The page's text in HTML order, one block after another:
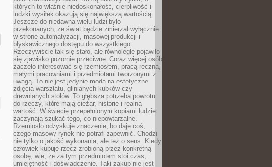
których to właśnie niedoskonałość, cierpliwość i
ludzki wysiłek okazują się największą wartością.
Jeszcze do niedawna wielu ludzi było
przekonanych, że świat będzie zmierzał wyłącznie
w stronę automatyzacji, masowej produkcji i
błyskawicznego dostępu do wszystkiego.
Rzeczywiście tak się stało, ale równolegle pojawiło
się zjawisko pozornie przeciwne. Coraz więcej osób
zaczęło interesować się rzemiosłem, pracą ręczną,
małymi pracowniami i przedmiotami tworzonymi z
uwagą. To nie jest jedynie moda na estetyczne
zdjęcia warsztatu, glinianych kubków czy
drewnianych stołów. To głębsza potrzeba powrotu
do rzeczy, które mają ciężar, historię i realną
wartość. W świecie przepełnionym kopiami ludzie
zaczynają szukać tego, co niepowtarzalne.
Rzemiosło odzyskuje znaczenie, bo daje coś,
czego masowy rynek nie potrafi zapewnić. Chodzi
nie tylko o jakość wykonania, ale też o sens. Kiedy
człowiek kupuje rzecz zrobioną przez konkretną
osobę, wie, że za tym przedmiotem stoi czas,
umiejętność i doświadczenie. Taki zakup nie jest